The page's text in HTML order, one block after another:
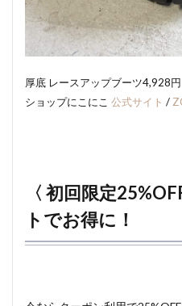
厚底 レースアップブーツ4,928円
ショップにこにこ 公式サイト /
〈 初回限定
トでお得に！